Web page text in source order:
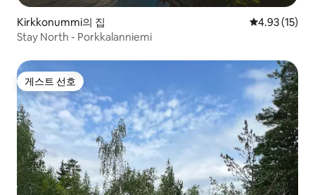
Kirkkonummi의 집 평점 4.93점
4.93 (15)
Stay North - Porkkalanniemi
게스트 선호
게스트 선호